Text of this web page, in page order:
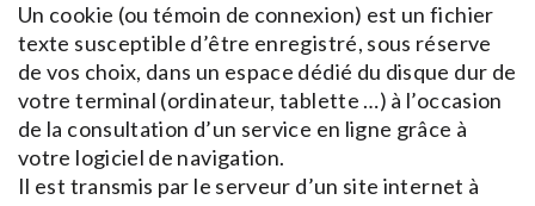
Un cookie (ou témoin de connexion) est un fichier
texte susceptible d’être enregistré, sous réserve
de vos choix, dans un espace dédié du disque dur de
votre terminal (ordinateur, tablette …) à l’occasion
de la consultation d’un service en ligne grâce à
votre logiciel de navigation.
Il est transmis par le serveur d’un site internet à